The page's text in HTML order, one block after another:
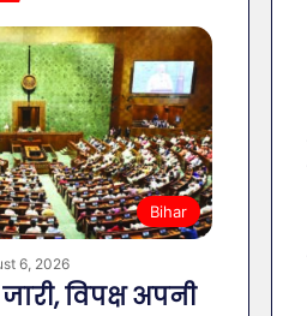
Bihar
6, 2026
विपक्ष अपनी